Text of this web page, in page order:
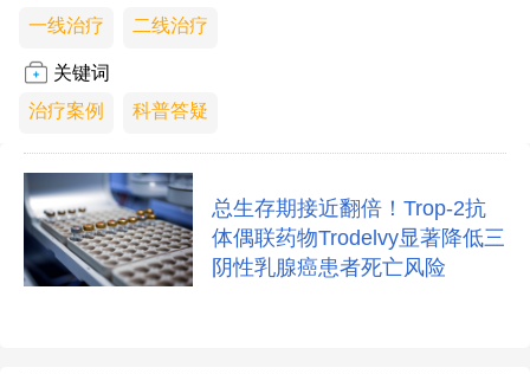
一线治疗
二线治疗
关键词
治疗案例
科普答疑
总生存期接近翻倍！Trop-2抗
体偶联药物Trodelvy显著降低三
阴性乳腺癌患者死亡风险